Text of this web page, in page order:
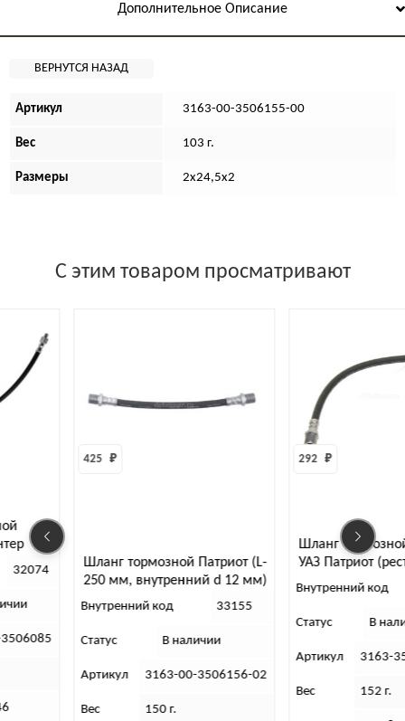
Дополнительное Описание
Артикул 3163-00-3506155-00
Вес 103 г.
Размеры 2х24,5х2
С этим товаром просматривают
тормозной Патриот (L-
внутренний d 12 мм)
код 33155
В наличии
3163-00-3506156-02
Шланг тормозной задний
УАЗ Патриот (рестайлинг)
Внутренний код 33681
В наличии
3163-3506085-02
Вес